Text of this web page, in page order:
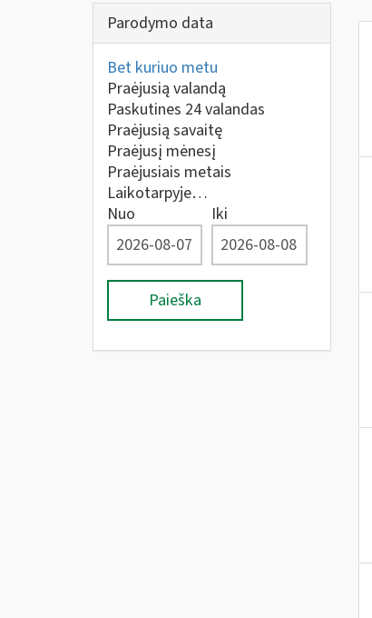
Parodymo data
Bet kuriuo metu
Praėjusią valandą
Paskutines 24 valandas
Praėjusią savaitę
Praėjusį mėnesį
Praėjusiais metais
Laikotarpyje…
Nuo
Iki
Paieška